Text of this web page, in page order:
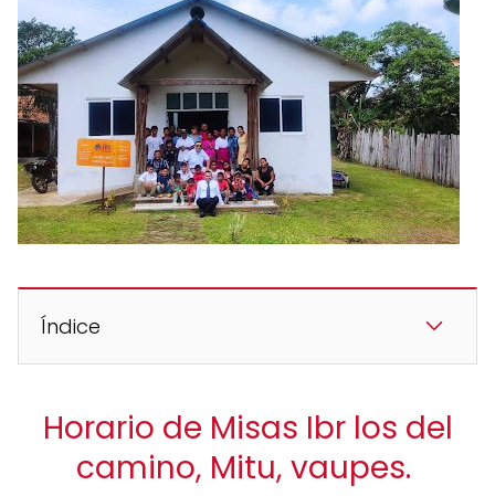
Índice
Horario de Misas Ibr los del
camino, Mitu, vaupes.